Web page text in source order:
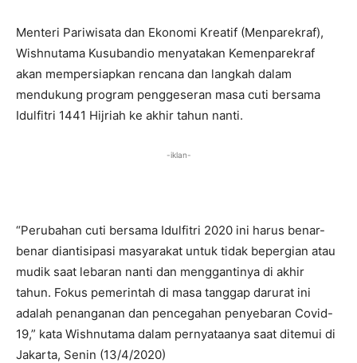
Menteri Pariwisata dan Ekonomi Kreatif (Menparekraf),
Wishnutama Kusubandio menyatakan Kemenparekraf
akan mempersiapkan rencana dan langkah dalam
mendukung program penggeseran masa cuti bersama
Idulfitri 1441 Hijriah ke akhir tahun nanti.
-iklan-
“Perubahan cuti bersama Idulfitri 2020 ini harus benar-
benar diantisipasi masyarakat untuk tidak bepergian atau
mudik saat lebaran nanti dan menggantinya di akhir
tahun. Fokus pemerintah di masa tanggap darurat ini
adalah penanganan dan pencegahan penyebaran Covid-
19,” kata Wishnutama dalam pernyataanya saat ditemui di
Jakarta, Senin (13/4/2020)